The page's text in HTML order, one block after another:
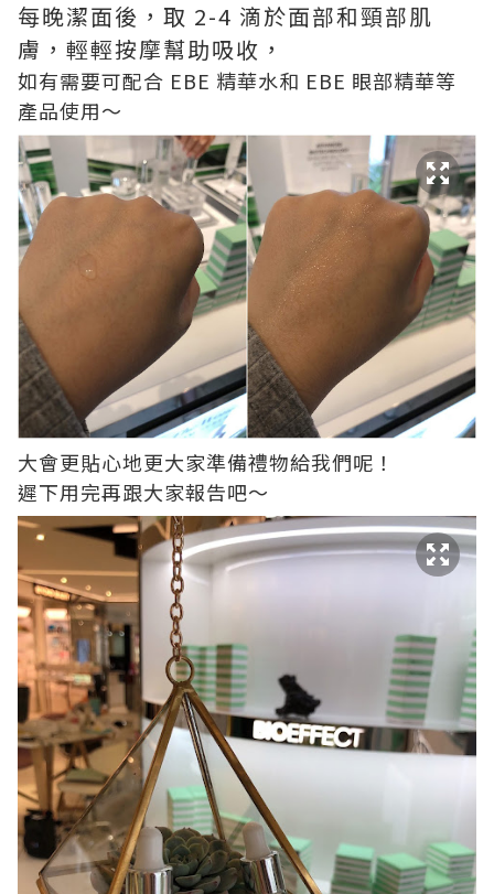
每晚潔面後，取 2-4 滴於面部和頸部肌
膚，輕輕按摩幫助吸收，
如有需要可配合 EBE 精華水和 EBE 眼部精華等
產品使用～
大會更貼心地更大家準備禮物給我們呢！
遲下用完再跟大家報告吧～